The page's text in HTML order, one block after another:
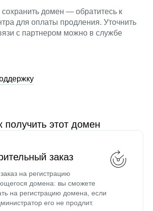
домен — обратитесь к
для оплаты продления. Уточнить
с партнером можно в службе
получить этот домен
заказ
на регистрацию
домена: вы сможете
на регистрацию домена, если
его не продлит.